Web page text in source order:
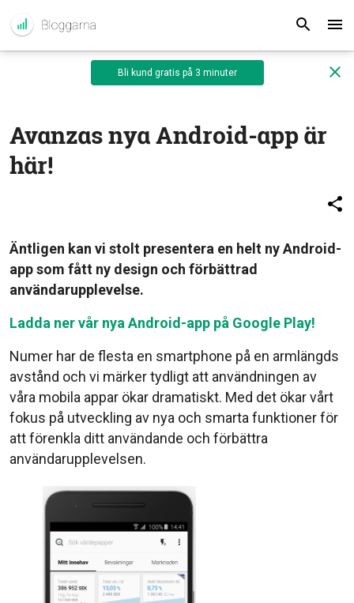
Bli kund gratis på 3 minuter
Avanzas nya Android-app är
här!
Äntligen kan vi stolt presentera en helt ny Android-
app som fått ny design och förbättrad
användarupplevelse.
Ladda ner vår nya Android-app på Google Play!
Numer har de flesta en smartphone på en armlängds
avstånd och vi märker tydligt att användningen av
våra mobila appar ökar dramatiskt. Med det ökar vårt
fokus på utveckling av nya och smarta funktioner för
att förenkla ditt användande och förbättra
användarupplevelsen.